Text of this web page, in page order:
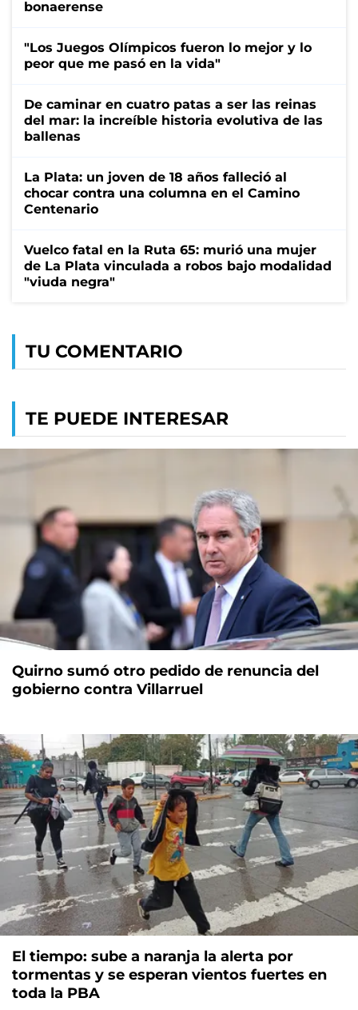
bonaerense
"Los Juegos Olímpicos fueron lo mejor y lo
peor que me pasó en la vida"
De caminar en cuatro patas a ser las reinas
del mar: la increíble historia evolutiva de las
ballenas
La Plata: un joven de 18 años falleció al
chocar contra una columna en el Camino
Centenario
Vuelco fatal en la Ruta 65: murió una mujer
de La Plata vinculada a robos bajo modalidad
"viuda negra"
TU COMENTARIO
TE PUEDE INTERESAR
Quirno sumó otro pedido de renuncia del
gobierno contra Villarruel
El tiempo: sube a naranja la alerta por
tormentas y se esperan vientos fuertes en
toda la PBA